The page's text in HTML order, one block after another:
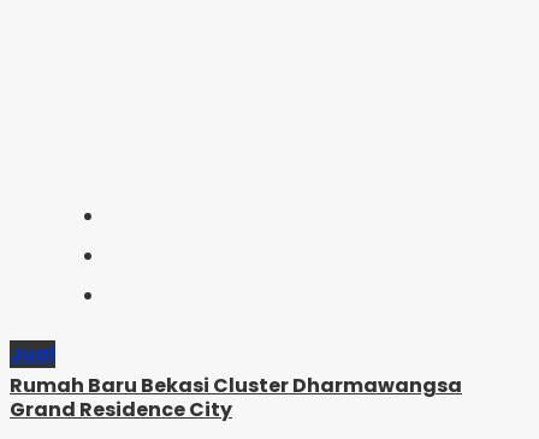
Jual
Rumah Baru Bekasi Cluster Dharmawangsa
Grand Residence City